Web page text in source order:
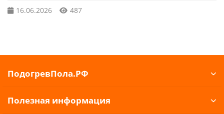
16.06.2026 487
ПодогревПола.РФ
Полезная информация